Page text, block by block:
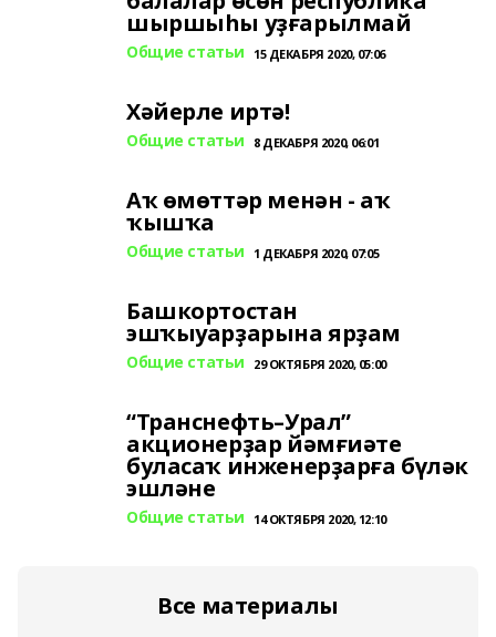
шыршыһы уҙғарылмай
Общие статьи 15 ДЕКАБРЯ 2020, 07:06
Хәйерле иртә!
Общие статьи 8 ДЕКАБРЯ 2020, 06:01
Аҡ өмөттәр менән - аҡ
ҡышҡа
Общие статьи 1 ДЕКАБРЯ 2020, 07:05
Башкортостан
эшҡыуарҙарына ярҙам
Общие статьи 29 ОКТЯБРЯ 2020, 05:00
“Транснефть–Урал”
акционерҙар йәмғиәте
буласаҡ инженерҙарға бүләк
эшләне
Общие статьи 14 ОКТЯБРЯ 2020, 12:10
Все материалы